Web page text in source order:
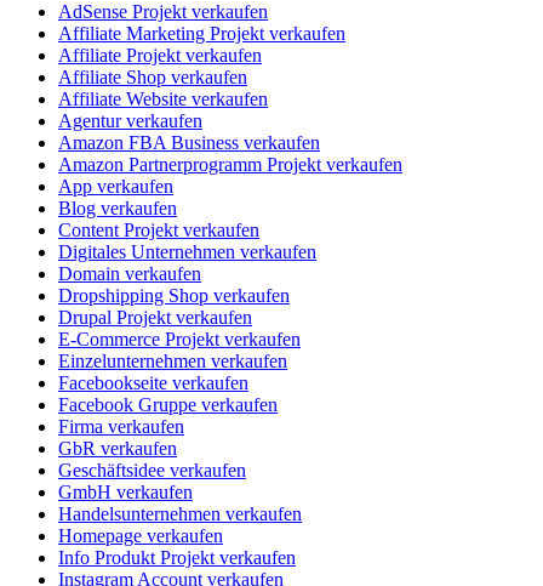
AdSense Projekt verkaufen
Affiliate Marketing Projekt verkaufen
Affiliate Projekt verkaufen
Affiliate Shop verkaufen
Affiliate Website verkaufen
Agentur verkaufen
Amazon FBA Business verkaufen
Amazon Partnerprogramm Projekt verkaufen
App verkaufen
Blog verkaufen
Content Projekt verkaufen
Digitales Unternehmen verkaufen
Domain verkaufen
Dropshipping Shop verkaufen
Drupal Projekt verkaufen
E-Commerce Projekt verkaufen
Einzelunternehmen verkaufen
Facebookseite verkaufen
Facebook Gruppe verkaufen
Firma verkaufen
GbR verkaufen
Geschäftsidee verkaufen
GmbH verkaufen
Handelsunternehmen verkaufen
Homepage verkaufen
Info Produkt Projekt verkaufen
Instagram Account verkaufen